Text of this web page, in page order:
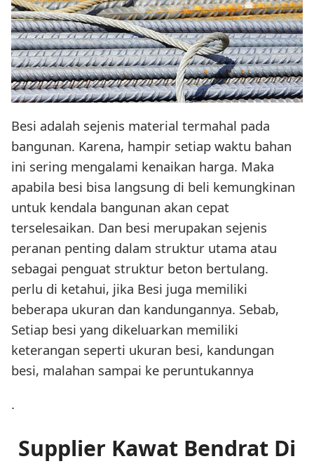
Besi adalah sejenis material termahal pada
bangunan. Karena, hampir setiap waktu bahan
ini sering mengalami kenaikan harga. Maka
apabila besi bisa langsung di beli kemungkinan
untuk kendala bangunan akan cepat
terselesaikan. Dan besi merupakan sejenis
peranan penting dalam struktur utama atau
sebagai penguat struktur beton bertulang.
perlu di ketahui, jika Besi juga memiliki
beberapa ukuran dan kandungannya. Sebab,
Setiap besi yang dikeluarkan memiliki
keterangan seperti ukuran besi, kandungan
besi, malahan sampai ke peruntukannya
.
Supplier Kawat Bendrat Di